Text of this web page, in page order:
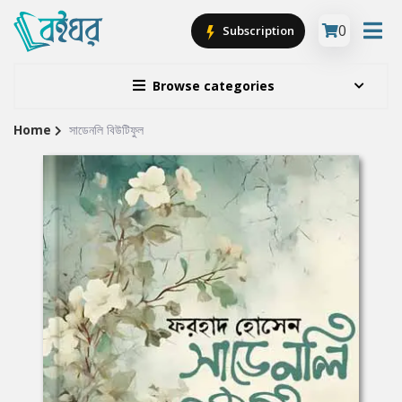
Browse categories
Subscription 0
Site
Breadcrumb
Home সাডেনলি বিউটিফুল